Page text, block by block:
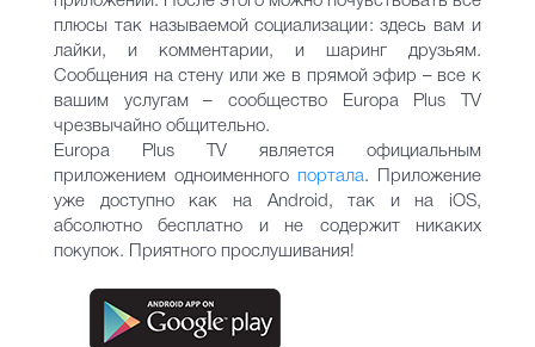
плюсы так называемой социализации: здесь вам и
лайки, и комментарии, и шаринг друзьям.
Сообщения на стену или же в прямой эфир – все к
вашим услугам – сообщество Europa Plus TV
чрезвычайно общительно.
Europa Plus TV является официальным
приложением одноименного портала. Приложение
уже доступно как на Android, так и на iOS,
абсолютно бесплатно и не содержит никаких
покупок. Приятного прослушивания!